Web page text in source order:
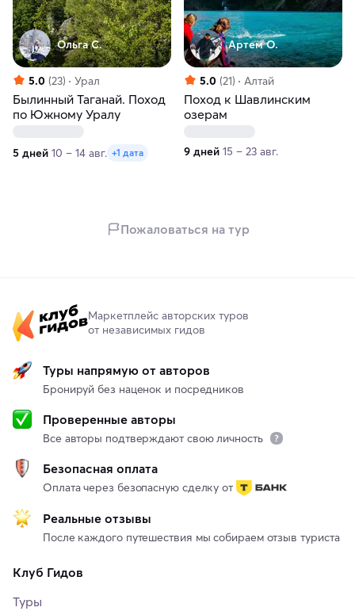
Ольга С.
5.0 (23) Урал
Былинный Таганай. Поход
по Южному Уралу
5 дней 10 – 14 авг. +1 дата
Артем О.
5.0 (21) Алтай
Поход к Шавлинским
озерам
9 дней 15 – 23 авг.
Пожаловаться на тур
Маркетплейс авторских туров
от независимых гидов
Туры напрямую от авторов
Бронируй без наценок и посредников
Проверенные авторы
Все авторы подтверждают свою личность
Безопасная оплата
Оплата через безопасную сделку от
Реальные отзывы
После каждого путешествия мы собираем отзыв туриста
Клуб Гидов
Туры